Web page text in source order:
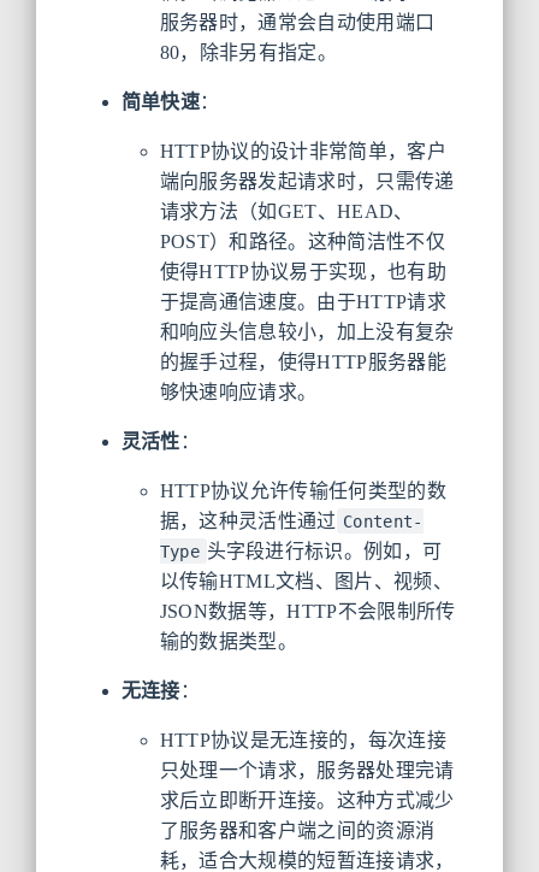
服务器时，通常会自动使用端口
80，除非另有指定。
简单快速：
HTTP协议的设计非常简单，客户
端向服务器发起请求时，只需传递
请求方法（如GET、HEAD、
POST）和路径。这种简洁性不仅
使得HTTP协议易于实现，也有助
于提高通信速度。由于HTTP请求
和响应头信息较小，加上没有复杂
的握手过程，使得HTTP服务器能
够快速响应请求。
灵活性 ：
HTTP协议允许传输任何类型的数
据，这种灵活性通过 Content-
Type 头字段进行标识。例如，可
以传输HTML文档、图片、视频、
JSON数据等，HTTP不会限制所传
输的数据类型。
无连接 ：
HTTP协议是无连接的，每次连接
只处理一个请求，服务器处理完请
求后立即断开连接。这种方式减少
了服务器和客户端之间的资源消
耗，适合大规模的短暂连接请求，